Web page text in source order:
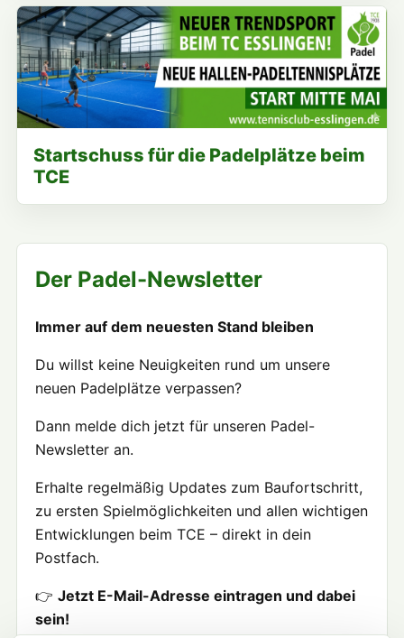
Startschuss für die Padelplätze beim
TCE
Der Padel-Newsletter
Immer auf dem neuesten Stand bleiben
Du willst keine Neuigkeiten rund um unsere
neuen Padelplätze verpassen?
Dann melde dich jetzt für unseren Padel-
Newsletter an.
Erhalte regelmäßig Updates zum Baufortschritt,
zu ersten Spielmöglichkeiten und allen wichtigen
Entwicklungen beim TCE – direkt in dein
Postfach.
👉 Jetzt E-Mail-Adresse eintragen und dabei
sein!